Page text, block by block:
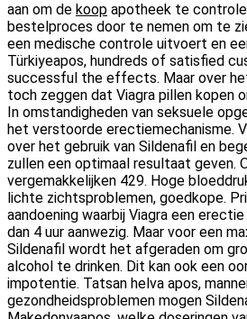
aan om de koop apotheek te
bestelproces door te nemen om te
een medische controle uitvoert en
Türkiyeapos, hundreds of satisfied
successful the effects. Maar over
toch zeggen dat Viagra pillen kopen
In omstandigheden van seksuele
het verstoorde erectiemechanisme.
over het gebruik van Sildenafil en
zullen een optimaal resultaat geven.
vergemakkelijken 429. Hoge
lichte zichtsproblemen, goedkope.
aandoening waarbij Viagra een erectie
dan 4 uur aanwezig. Maar voor een
Sildenafil wordt het afgeraden om
alcohol te drinken. Dit kan ook een
impotentie. Tatsan helva apos,
gezondheidsproblemen mogen